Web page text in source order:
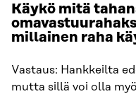
Käykö mitä
millainen raha
Vastaus: Hankkeilta
mutta sillä voi olla